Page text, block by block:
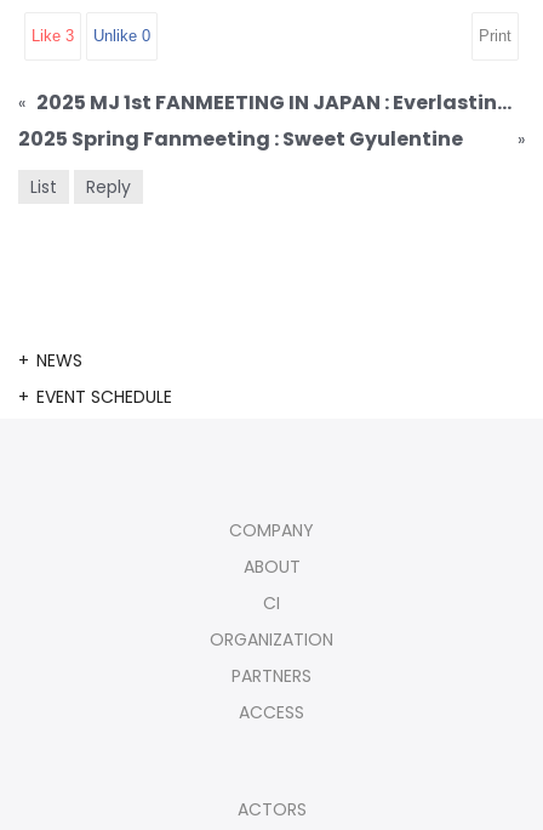
Like 3 Unlike 0 Print
«
2025 MJ 1st FANMEETING IN JAPAN : Everlasting Picnic
2025 Spring Fanmeeting : Sweet Gyulentine
»
List
Reply
NEWS
EVENT SCHEDULE
COMPANY
ABOUT
CI
ORGANIZATION
PARTNERS
ACCESS
ACTORS